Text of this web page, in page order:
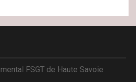
FSGT de Haute Savoie